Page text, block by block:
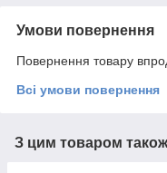
Умови повернення
Повернення товару
Всі умови повернення
З цим товаром